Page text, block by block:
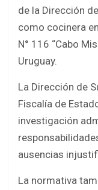
de la Dirección
como cocinera
N° 116 “Cabo
Uruguay.
La Dirección de
Fiscalía de
investigación
ausencias
La normativa